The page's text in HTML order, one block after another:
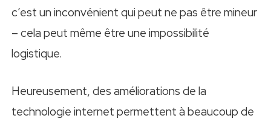
c’est un inconvénient qui peut ne pas être mineur
– cela peut même être une impossibilité
logistique.
Heureusement, des améliorations de la
technologie internet permettent à beaucoup de